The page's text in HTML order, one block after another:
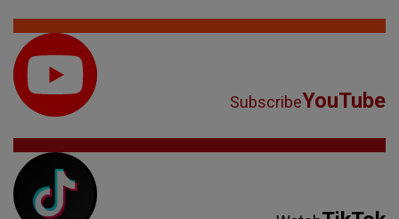
SubscribeYouTube